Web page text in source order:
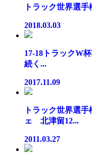
トラック世界選
2018.03.03
17-18トラックW
続く...
2017.11.09
トラック世界選
ェ 北津留12...
2011.03.27